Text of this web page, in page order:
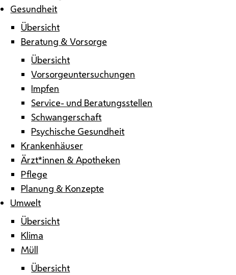
Gesundheit
Übersicht
Beratung & Vorsorge
Übersicht
Vorsorgeuntersuchungen
Impfen
Service- und Beratungsstellen
Schwangerschaft
Psychische Gesundheit
Krankenhäuser
Ärzt*innen & Apotheken
Pflege
Planung & Konzepte
Umwelt
Übersicht
Klima
Müll
Übersicht